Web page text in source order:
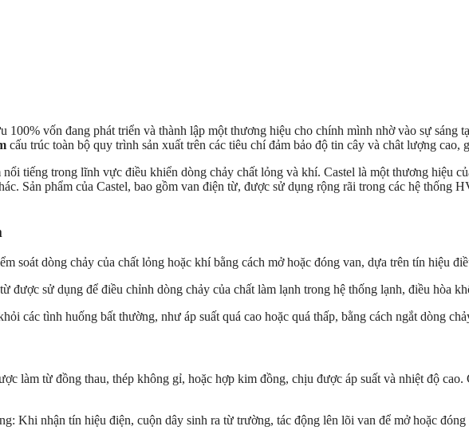
100% vốn đang phát triển và thành lập một thương hiệu cho chính mình nhờ vào sự sáng
cấu trúc toàn bộ quy trình sản xuất trên các tiêu chí đảm bảo độ tin cây và chât lượng
nổi tiếng trong lĩnh vực điều khiển dòng chảy chất lỏng và khí. Castel là một thương hiệu
Sản phẩm của Castel, bao gồm van điện từ, được sử dụng rộng rãi trong các hệ thống
soát dòng chảy của chất lỏng hoặc khí bằng cách mở hoặc đóng van, dựa trên tín hiệu
được sử dụng để điều chỉnh dòng chảy của chất làm lạnh trong hệ thống lạnh, điều hòa
các tình huống bất thường, như áp suất quá cao hoặc quá thấp, bằng cách ngắt dòng
làm từ đồng thau, thép không gỉ, hoặc hợp kim đồng, chịu được áp suất và nhiệt độ
Khi nhận tín hiệu điện, cuộn dây sinh ra từ trường, tác động lên lõi van để mở hoặc